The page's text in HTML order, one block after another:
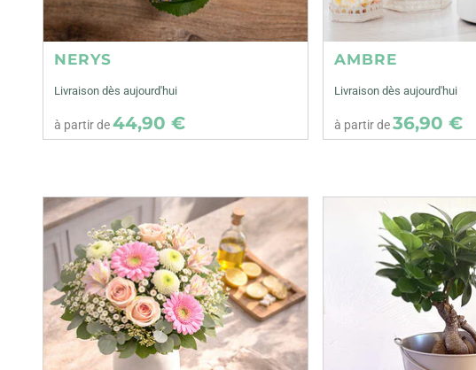
NERYS
Livraison dès aujourd'hui
à partir de44,90 €
AMBRE
Livraison dès aujourd'hui
à partir de36,90 €